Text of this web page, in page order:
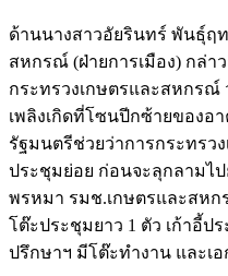
ด้านนางสาวอัยรินทร์ พันธุ์ฤ
สหกรณ์ (ฝ่ายการเมือง) กล่า
กระทรวงเกษตรและสหกรณ์
เพลิงเกิดที่โซนปีกซ้ายของอ
รัฐมนตรีช่วยว่าการกระทรว
ประชุมย่อย ก่อนจะลุกลามไ
พรหมา รมช.เกษตรและสหก
โต๊ะประชุมยาว 1 ตัว เก้าอี้
ปรึกษาฯ มีโต๊ะทำงาน และเอ